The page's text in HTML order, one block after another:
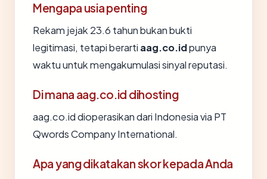
Mengapa usia penting
Rekam jejak 23.6 tahun bukan bukti
legitimasi, tetapi berarti aag.co.idpunya
waktu untuk mengakumulasi sinyal reputasi.
Di mana aag.co.id dihosting
aag.co.id dioperasikan dari Indonesia via PT
Qwords Company International.
Apa yang dikatakan skor kepada Anda